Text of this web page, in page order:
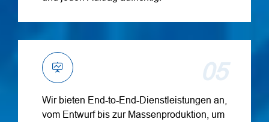
05
Wir bieten End-to-End-Dienstleistungen an,
vom Entwurf bis zur Massenproduktion, um